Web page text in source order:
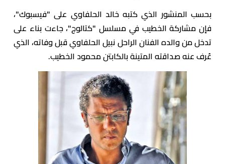
بحسب المنشور الذي كتبه خالد الحلفاوي على "فيسبوك"،
فإن مشاركة الخطيب في مسلسل "كتالوج"، جاءت بناء على
تدخل من والده الفنان الراحل نبيل الحلفاوي قبل وفاته، الذي
عُرف عنه صداقته المتينة بالكابتن محمود الخطيب.